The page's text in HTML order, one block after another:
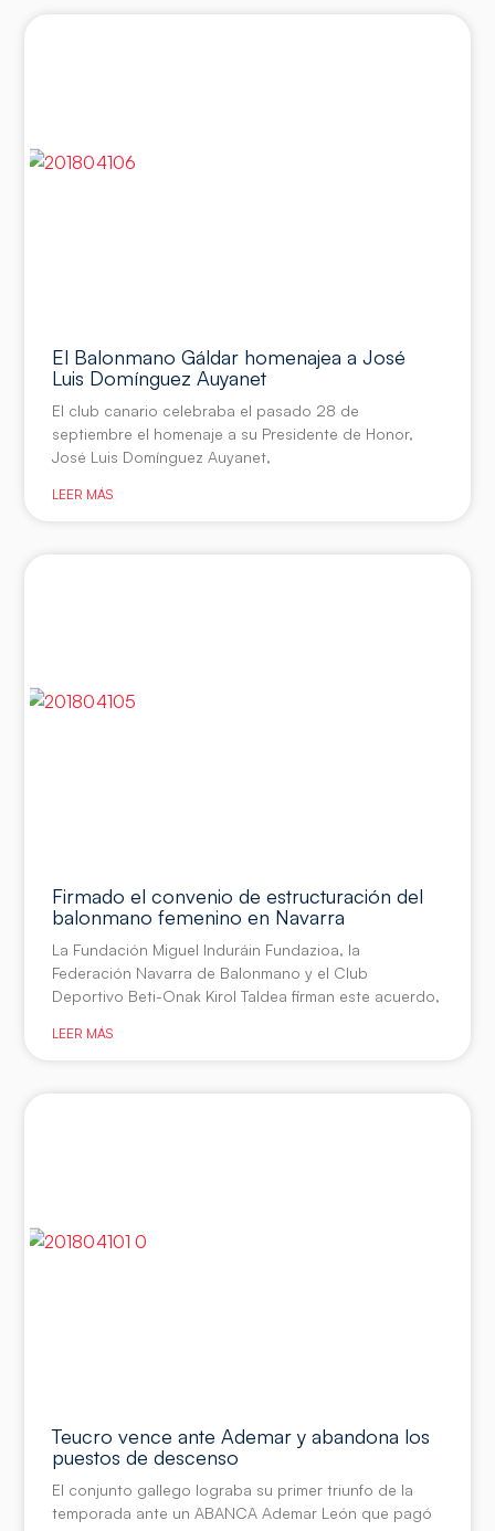
El Balonmano Gáldar homenajea a José
Luis Domínguez Auyanet
El club canario celebraba el pasado 28 de
septiembre el homenaje a su Presidente de Honor,
José Luis Domínguez Auyanet,
LEER MÁS
Firmado el convenio de estructuración del
balonmano femenino en Navarra
La Fundación Miguel Induráin Fundazioa, la
Federación Navarra de Balonmano y el Club
Deportivo Beti-Onak Kirol Taldea firman este acuerdo,
LEER MÁS
Teucro vence ante Ademar y abandona los
puestos de descenso
El conjunto gallego lograba su primer triunfo de la
temporada ante un ABANCA Ademar León que pagó